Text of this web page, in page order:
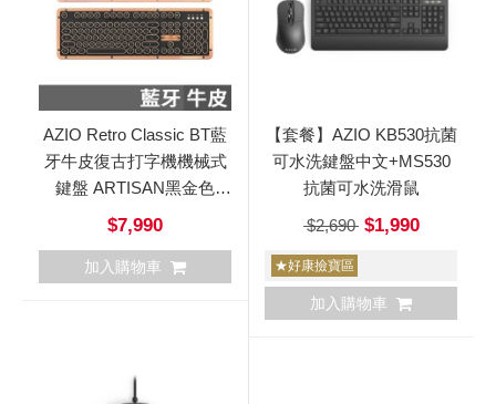
AZIO Retro Classic BT藍
牙牛皮復古打字機機械式
鍵盤 ARTISAN黑金色
POSH白
$7,990
加入購物車
【套餐】AZIO KB530抗菌
可水洗鍵盤中文+MS530
抗菌可水洗滑鼠
$2,690$1,990
★好康撿寶區
加入購物車